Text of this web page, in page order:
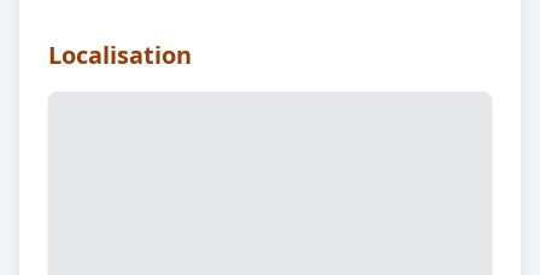
Localisation